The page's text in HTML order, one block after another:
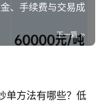
、手续费与交易成
下一篇
单方法有哪些？低